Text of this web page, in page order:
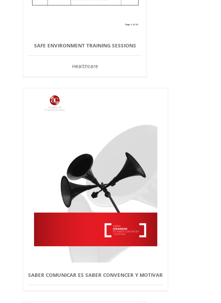
SAFE ENVIRONMENT TRAINING SESSIONS
Healthcare
SABER COMUNICAR ES SABER CONVENCER Y MOTIVAR